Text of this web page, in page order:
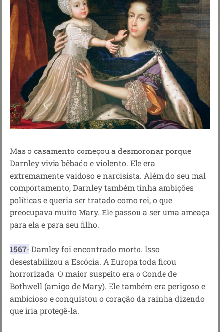
Mas o casamento começou a desmoronar porque
Darnley vivia bêbado e violento. Ele era
extremamente vaidoso e narcisista. Além do seu mal
comportamento, Darnley também tinha ambições
políticas e queria ser tratado como rei, o que
preocupava muito Mary. Ele passou a ser uma ameaça
para ela e para seu filho.
1567- Damley foi encontrado morto. Isso
desestabilizou a Escócia. A Europa toda ficou
horrorizada. O maior suspeito era o Conde de
Bothwell (amigo de Mary). Ele também era perigoso e
ambicioso e conquistou o coração da rainha dizendo
que iria protegê-la.